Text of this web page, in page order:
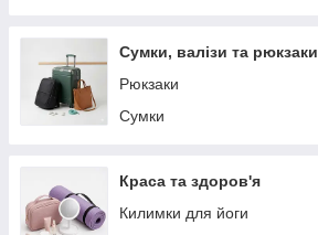
Сумки, валізи та рюкзаки
Рюкзаки
Сумки
Краса та здоров'я
Килимки для йоги